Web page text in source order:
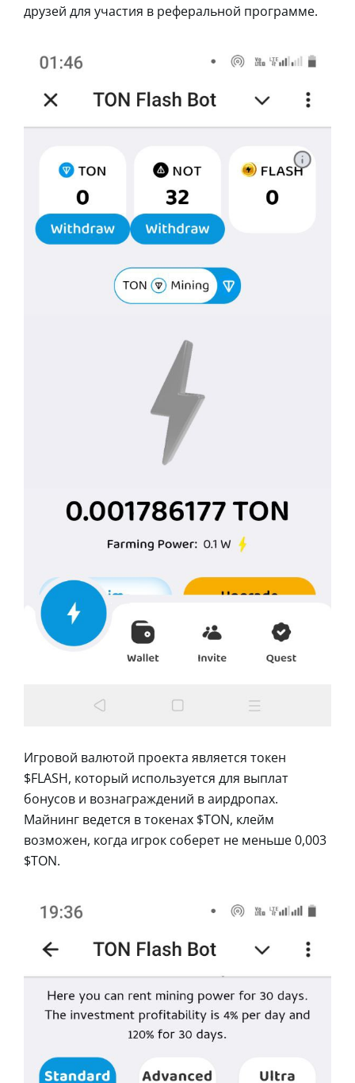
друзей для участия в реферальной программе.
Игровой валютой проекта является токен
$FLASH, который используется для выплат
бонусов и вознаграждений в аирдропах.
Майнинг ведется в токенах $TON, клейм
возможен, когда игрок соберет не меньше 0,003
$TON.